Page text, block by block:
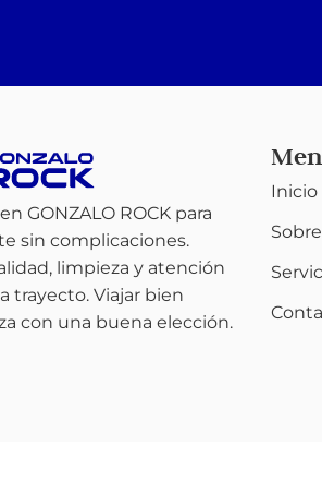
GONZALO ROCK para
sin complicaciones.
limpieza y atención
trayecto. Viajar bien
con una buena elección.
Inicio